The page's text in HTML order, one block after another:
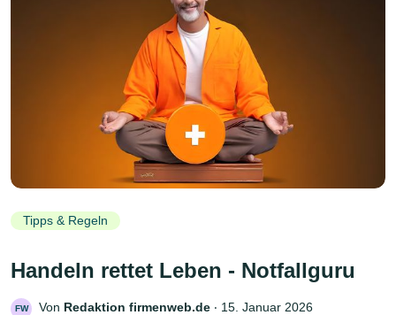
Tipps & Regeln
Handeln rettet Leben - Notfallguru
FW Von Redaktion firmenweb.de ‧ 15. Januar 2026